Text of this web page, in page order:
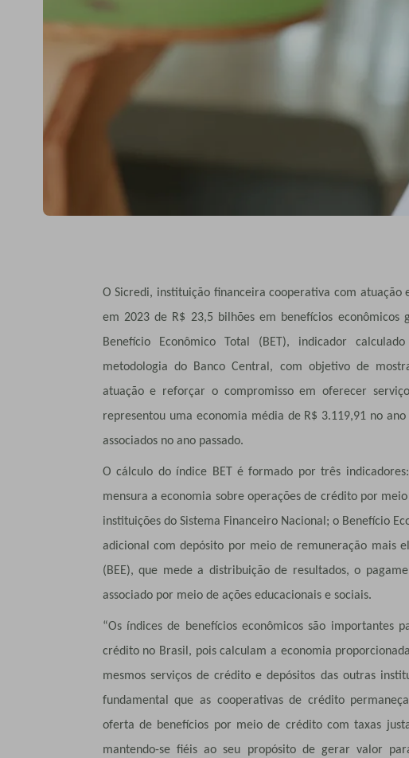
O Sicredi, instituição financeira cooperativa com
em 2023 de R$ 23,5 bilhões em benefícios econômicos
Benefício Econômico Total (BET), indicador
metodologia do Banco Central, com objetivo de
atuação e reforçar o compromisso em oferecer
representou uma economia média de R$ 3.119,91 no
associados no ano passado.
O cálculo do índice BET é formado por três
mensura a economia sobre operações de crédito por
instituições do Sistema Financeiro Nacional; o Benefício
adicional com depósito por meio de remuneração mais
(BEE), que mede a distribuição de resultados, o
associado por meio de ações educacionais e sociais.
“Os índices de benefícios econômicos são importantes
crédito no Brasil, pois calculam a economia
mesmos serviços de crédito e depósitos das outras
fundamental que as cooperativas de crédito
oferta de benefícios por meio de crédito com taxas
mantendo-se fiéis ao seu propósito de gerar valor